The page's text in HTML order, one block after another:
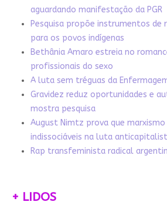
aguardando manifestação da PGR
Pesquisa propõe instrumentos de
para os povos indígenas
Bethânia Amaro estreia no
profissionais do sexo
A luta sem tréguas da
Gravidez reduz oportunidades e
mostra pesquisa
August Nimtz prova que
indissociáveis na luta
Rap transfeminista radical
+ LIDOS